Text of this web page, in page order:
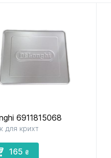
6911815068
для крихт
165 ₴